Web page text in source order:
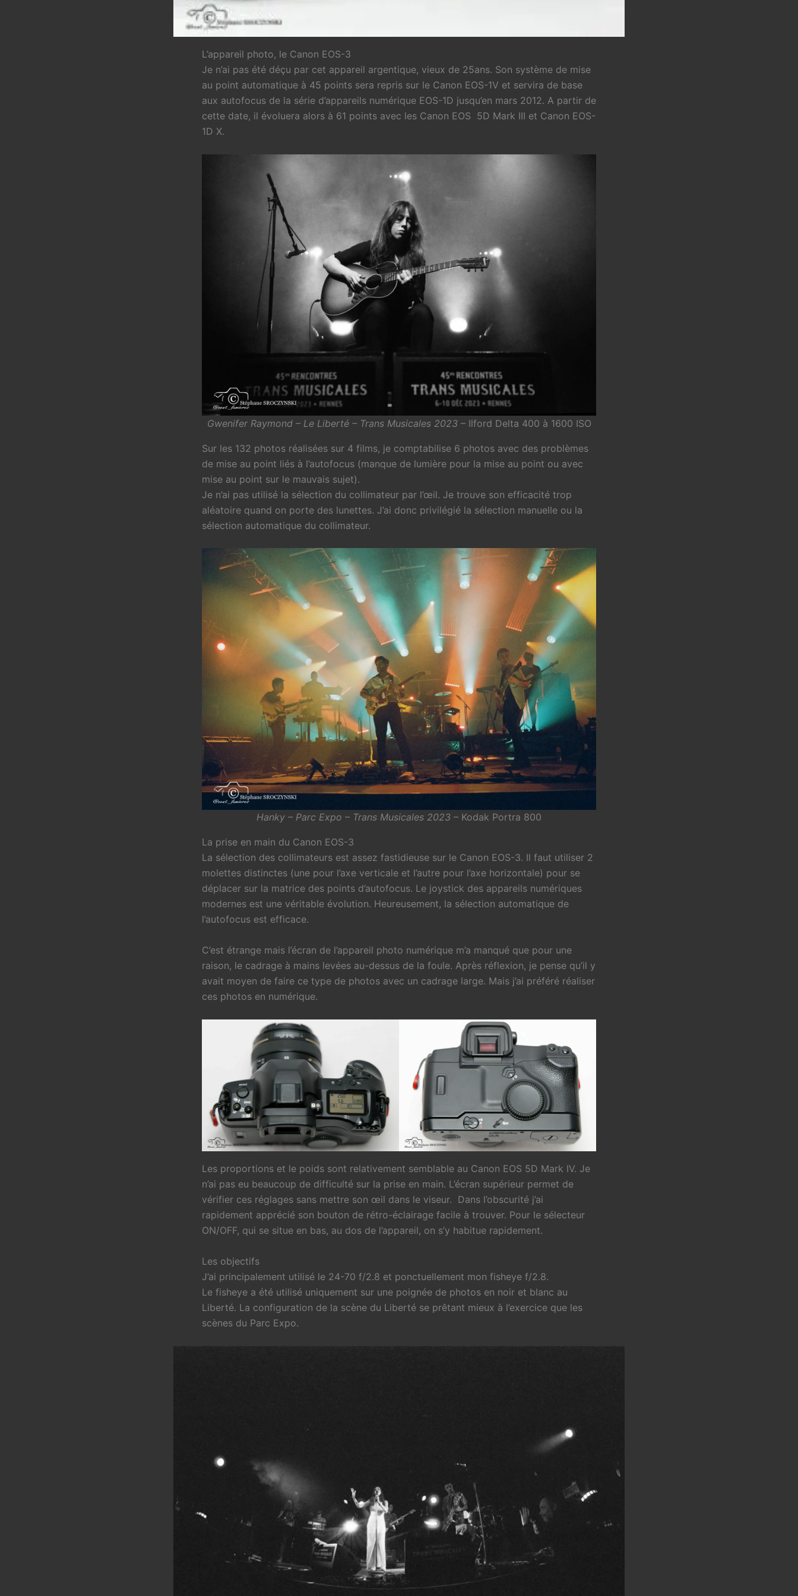
L’appareil photo, le Canon EOS-3
Je n’ai pas été déçu par cet appareil argentique, vieux de 25ans. Son système de mise
au point automatique à 45 points sera repris sur le Canon EOS-1V et servira de base
aux autofocus de la série d’appareils numérique EOS-1D jusqu’en mars 2012. A partir de
cette date, il évoluera alors à 61 points avec les Canon EOS 5D Mark III et Canon EOS-
1D X.
Gwenifer Raymond – Le Liberté – Trans Musicales 2023 – Ilford Delta 400 à 1600 ISO
Sur les 132 photos réalisées sur 4 films, je comptabilise 6 photos avec des problèmes
de mise au point liés à l’autofocus (manque de lumière pour la mise au point ou avec
mise au point sur le mauvais sujet).
Je n’ai pas utilisé la sélection du collimateur par l’œil. Je trouve son efficacité trop
aléatoire quand on porte des lunettes. J’ai donc privilégié la sélection manuelle ou la
sélection automatique du collimateur.
Hanky – Parc Expo – Trans Musicales 2023 – Kodak Portra 800
La prise en main du Canon EOS-3
La sélection des collimateurs est assez fastidieuse sur le Canon EOS-3. Il faut utiliser 2
molettes distinctes (une pour l’axe verticale et l’autre pour l’axe horizontale) pour se
déplacer sur la matrice des points d’autofocus. Le joystick des appareils numériques
modernes est une véritable évolution. Heureusement, la sélection automatique de
l’autofocus est efficace.
C’est étrange mais l’écran de l’appareil photo numérique m’a manqué que pour une
raison, le cadrage à mains levées au-dessus de la foule. Après réflexion, je pense qu’il y
avait moyen de faire ce type de photos avec un cadrage large. Mais j’ai préféré réaliser
ces photos en numérique.
Les proportions et le poids sont relativement semblable au Canon EOS 5D Mark IV. Je
n’ai pas eu beaucoup de difficulté sur la prise en main. L’écran supérieur permet de
vérifier ces réglages sans mettre son œil dans le viseur. Dans l’obscurité j’ai
rapidement apprécié son bouton de rétro-éclairage facile à trouver. Pour le sélecteur
ON/OFF, qui se situe en bas, au dos de l’appareil, on s’y habitue rapidement.
Les objectifs
J’ai principalement utilisé le 24-70 f/2.8 et ponctuellement mon fisheye f/2.8.
Le fisheye a été utilisé uniquement sur une poignée de photos en noir et blanc au
Liberté. La configuration de la scène du Liberté se prêtant mieux à l’exercice que les
scènes du Parc Expo.